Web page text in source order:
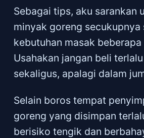
Sebagai tips, aku sarankan
minyak goreng secukupnya
kebutuhan masak
Usahakan jangan beli
sekaligus, apalagi dalam
Selain boros tempat
goreng yang disimpan
berisiko tengik dan